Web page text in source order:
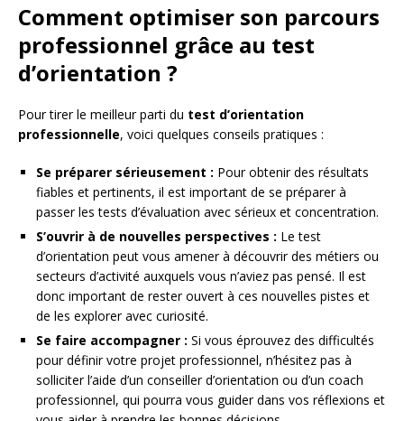
Comment optimiser son parcours
professionnel grâce au test
d’orientation ?
Pour tirer le meilleur parti du test d’orientation
professionnelle, voici quelques conseils pratiques :
Se préparer sérieusement : Pour obtenir des résultats
fiables et pertinents, il est important de se préparer à
passer les tests d’évaluation avec sérieux et concentration.
S’ouvrir à de nouvelles perspectives : Le test
d’orientation peut vous amener à découvrir des métiers ou
secteurs d’activité auxquels vous n’aviez pas pensé. Il est
donc important de rester ouvert à ces nouvelles pistes et
de les explorer avec curiosité.
Se faire accompagner : Si vous éprouvez des difficultés
pour définir votre projet professionnel, n’hésitez pas à
solliciter l’aide d’un conseiller d’orientation ou d’un coach
professionnel, qui pourra vous guider dans vos réflexions et